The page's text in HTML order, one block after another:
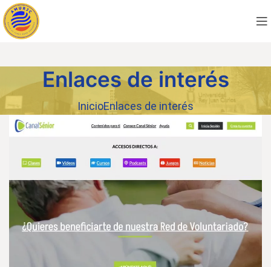
Enlaces de interés
InicioEnlaces de interés